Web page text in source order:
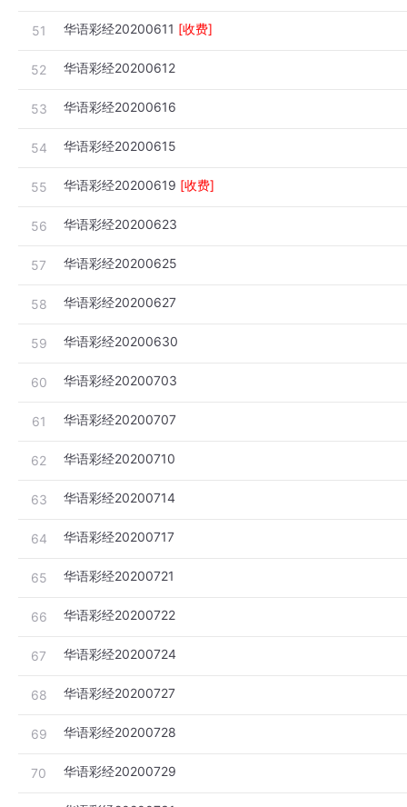
51 华语彩经20200611 [收费]
52 华语彩经20200612
53 华语彩经20200616
54 华语彩经20200615
55 华语彩经20200619 [收费]
56 华语彩经20200623
57 华语彩经20200625
58 华语彩经20200627
59 华语彩经20200630
60 华语彩经20200703
61 华语彩经20200707
62 华语彩经20200710
63 华语彩经20200714
64 华语彩经20200717
65 华语彩经20200721
66 华语彩经20200722
67 华语彩经20200724
68 华语彩经20200727
69 华语彩经20200728
70 华语彩经20200729